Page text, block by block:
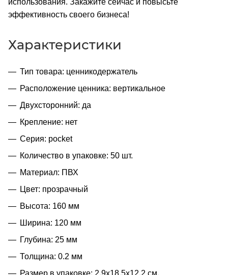
использования. Закажите сейчас и повысьте
эффективность своего бизнеса!
Характеристики
Тип товара: ценникодержатель
Расположение ценника: вертикальное
Двухсторонний: да
Крепление: нет
Серия: pocket
Количество в упаковке: 50 шт.
Материал: ПВХ
Цвет: прозрачный
Высота: 160 мм
Ширина: 120 мм
Глубина: 25 мм
Толщина: 0.2 мм
Размер в упаковке: 2.9x18.5x12.2 см.